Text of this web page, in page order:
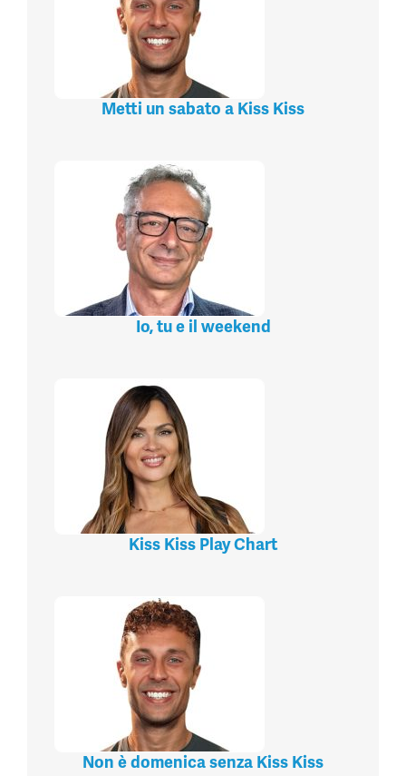
Metti un sabato a Kiss Kiss
Io, tu e il weekend
Kiss Kiss Play Chart
Non è domenica senza Kiss Kiss